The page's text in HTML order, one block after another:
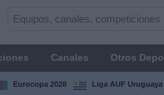
Canales Otros
Eurocopa 2028 Liga AUF Uruguaya